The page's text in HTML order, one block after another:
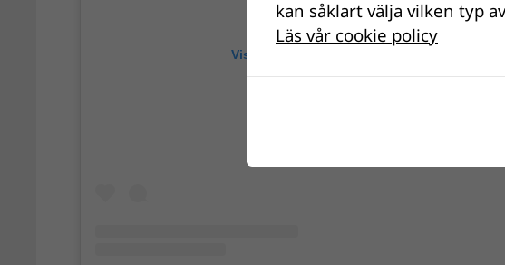
Visa detta inlägg på Instagram
kan såklart välja vilken typ
Läs vår cookie policy